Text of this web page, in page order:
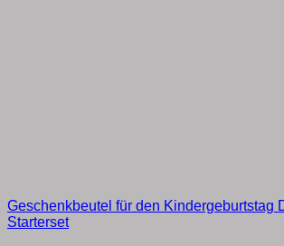
Geschenkbeutel für den Kindergeburtstag
Starterset